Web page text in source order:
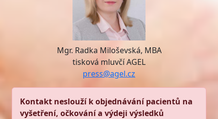
Mgr. Radka Miloševská, MBA
tisková mluvčí AGEL
press@agel.cz
Kontakt neslouží k objednávání pacientů na
vyšetření, očkování a výdeji výsledků